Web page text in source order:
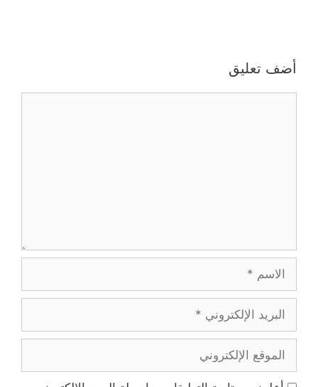
أضف تعليق
الاسم
البريد
الإلكتروني
الموقع
الإلكتروني